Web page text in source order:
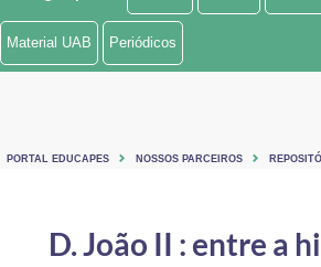
Ministério de Minas e Energia
Material UAB Periódicos
PORTAL EDUCAPES NOSSOS PARCEIROS
D. João II : entre a